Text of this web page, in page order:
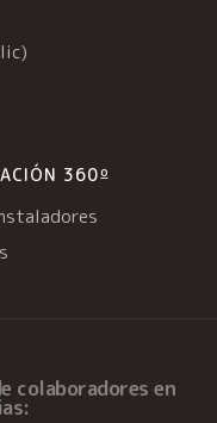
360º
colaboradores en